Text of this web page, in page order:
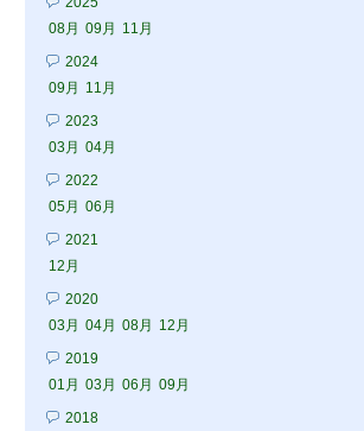
08月 09月
11月
2024
09月
11月
2023
03月 04月
2022
05月 06月
2021
12月
2020
03月 04月 08月
12月
2019
01月 03月 06月 09月
2018